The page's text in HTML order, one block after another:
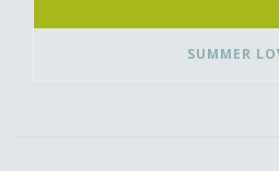
SUMMER